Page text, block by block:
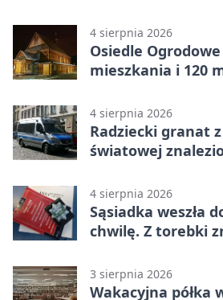
4 sierpnia 2026
Osiedle
mieszkania i 120
4 sierpnia 2026
Radziecki granat
światowej
4 sierpnia 2026
Sąsiadka weszła
chwilę. Z torebki
3 sierpnia 2026
Wakacyjna półka